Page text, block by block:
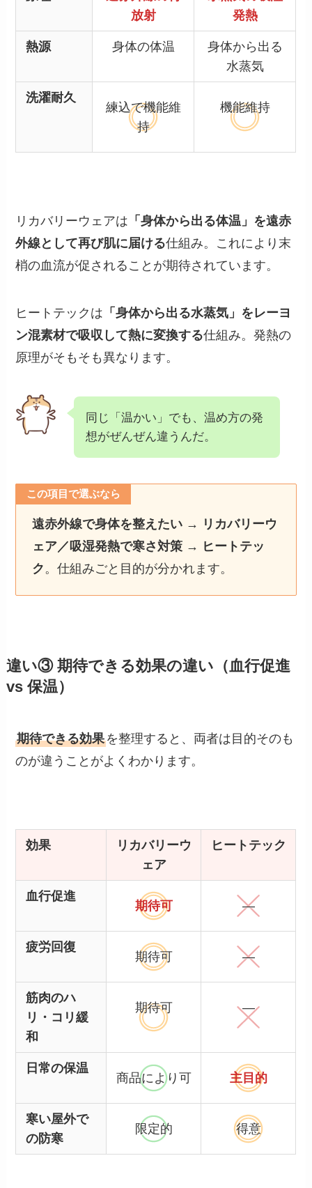
放射
発熱
熱源 身体の体温
身体から出る
水蒸気
洗濯耐久
練込で機能維
持
機能維持
リカバリーウェアは 「身体から出る体温」を遠赤
外線として再び肌に届ける仕組み。これにより末
梢の血流が促されることが期待されています。
ヒートテックは 「身体から出る水蒸気」をレーヨ
ン混素材で吸収して熱に変換する仕組み。発熱の
原理がそもそも異なります。
同じ「温かい」でも、温め方の発
想がぜんぜん違うんだ。
この項目で選ぶなら
遠赤外線で身体を整えたい → リカバリーウ
ェア／吸湿発熱で寒さ対策 → ヒートテッ
ク 。仕組みごと目的が分かれます。
違い③ 期待できる効果の違い（血行促進
vs 保温）
期待できる効果を整理すると、両者は目的そのも
のが違うことがよくわかります。
効果
リカバリーウ
ェア
ヒートテック
血行促進
期待可 ―
疲労回復
期待可 ―
筋肉のハ
リ・コリ緩
和
期待可 ―
日常の保温
商品により可 主目的
寒い屋外で
の防寒
限定的 得意